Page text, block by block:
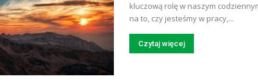
kluczową rolę w naszym
na to, czy jesteśmy w pracy,...
Czytaj więcej